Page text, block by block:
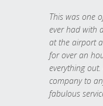
This was one
ever had with
at the airport
for over an
everything
company to
fabulous